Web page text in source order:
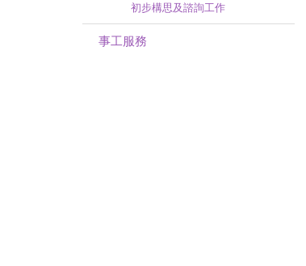
初步構思及諮詢工作
事工服務